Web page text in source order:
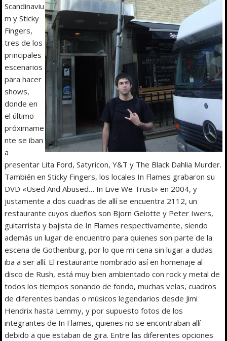
Scandinaviu
m y Sticky
Fingers,
tres de los
principales
escenarios
para hacer
shows,
donde en
el último
próximame
nte se iban
a
presentar Lita Ford, Satyricon, Y&T y The Black Dahlia Murder.
También en Sticky Fingers, los locales In Flames grabaron su
DVD «Used And Abused… In Live We Trust» en 2004, y
justamente a dos cuadras de allí se encuentra 2112, un
restaurante cuyos dueños son Bjorn Gelotte y Peter Iwers,
guitarrista y bajista de In Flames respectivamente, siendo
además un lugar de encuentro para quienes son parte de la
escena de Gothenburg, por lo que mi cena sin lugar a dudas
iba a ser allí. El restaurante nombrado así en homenaje al
disco de Rush, está muy bien ambientado con rock y metal de
todos los tiempos sonando de fondo, muchas velas, cuadros
de diferentes bandas o músicos legendarios desde Jimi
Hendrix hasta Lemmy, y por supuesto fotos de los
integrantes de In Flames, quienes no se encontraban allí
debido a que estaban de gira. Entre las diferentes opciones